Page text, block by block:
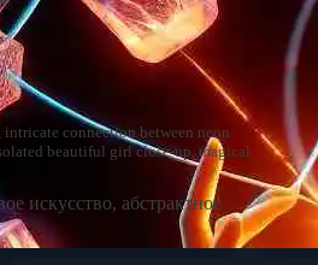
connection between neon
beautiful girl close-up, magical
искусство, абстрактное